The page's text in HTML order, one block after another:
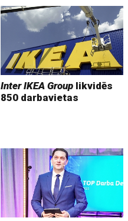
Inter IKEA Group likvidēs
850 darbavietas